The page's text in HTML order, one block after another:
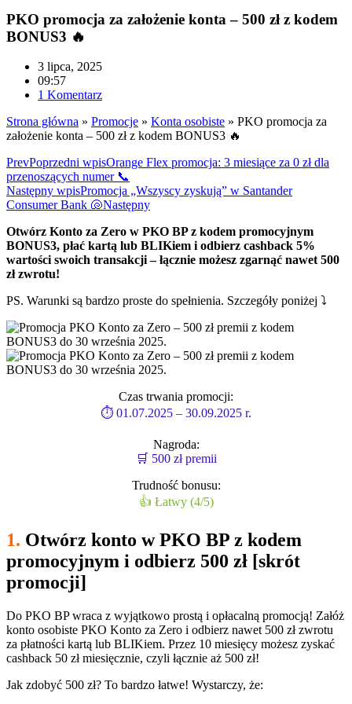
PKO promocja za założenie konta – 500 zł z kodem
BONUS3 🔥
3 lipca, 2025
09:57
1 Komentarz
Strona główna » Promocje » Konta osobiste » PKO promocja za
założenie konta – 500 zł z kodem BONUS3 🔥
PrevPoprzedni wpisOrange Flex promocja: 3 miesiące za 0 zł dla
przenoszących numer 📞
Następny wpisPromocja „Wszyscy zyskują” w Santander
Consumer Bank 🐚Następny
Otwórz Konto za Zero w PKO BP z kodem promocyjnym
BONUS3, płać kartą lub BLIKiem i odbierz cashback 5%
wartości swoich transakcji – łącznie możesz zgarnąć nawet 500
zł zwrotu!
PS. Warunki są bardzo proste do spełnienia. Szczegóły poniżej ⤵️
Czas trwania promocji:
⏱ 01.07.2025 – 30.09.2025 r.
Nagroda:
🛒 500 zł premii
Trudność bonusu:
👍 Łatwy (4/5)
1. Otwórz konto w PKO BP z kodem
promocyjnym i odbierz 500 zł [skrót
promocji]
Do PKO BP wraca z wyjątkowo prostą i opłacalną promocją! Załóż
konto osobiste PKO Konto za Zero i odbierz nawet 500 zł zwrotu
za płatności kartą lub BLIKiem. Przez 10 miesięcy możesz zyskać
cashback 50 zł miesięcznie, czyli łącznie aż 500 zł!
Jak zdobyć 500 zł? To bardzo łatwe! Wystarczy, że: